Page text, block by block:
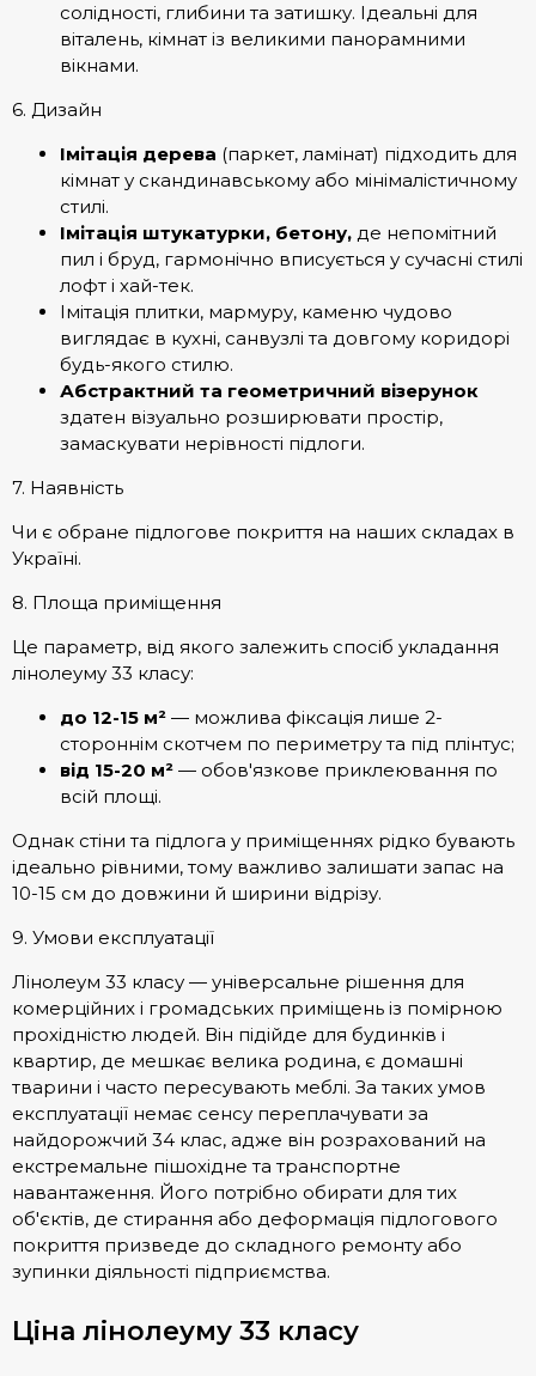
солідності, глибини та затишку. Ідеальні для
віталень, кімнат із великими панорамними
вікнами.
6. Дизайн
Імітація дерева (паркет, ламінат) підходить для
кімнат у скандинавському або мінімалістичному
стилі.
Імітація штукатурки, бетону, де непомітний
пил і бруд, гармонічно вписується у сучасні стилі
лофт і хай-тек.
Імітація плитки, мармуру, каменю чудово
виглядає в кухні, санвузлі та довгому коридорі
будь-якого стилю.
Абстрактний та геометричний візерунок
здатен візуально розширювати простір,
замаскувати нерівності підлоги.
7. Наявність
Чи є обране підлогове покриття на наших складах в
Україні.
8. Площа приміщення
Це параметр, від якого залежить спосіб укладання
лінолеуму 33 класу:
до 12-15 м² — можлива фіксація лише 2-
стороннім скотчем по периметру та під плінтус;
від 15-20 м² — обов'язкове приклеювання по
всій площі.
Однак стіни та підлога у приміщеннях рідко бувають
ідеально рівними, тому важливо залишати запас на
10-15 см до довжини й ширини відрізу.
9. Умови експлуатації
Лінолеум 33 класу — універсальне рішення для
комерційних і громадських приміщень із помірною
прохідністю людей. Він підійде для будинків і
квартир, де мешкає велика родина, є домашні
тварини і часто пересувають меблі. За таких умов
експлуатації немає сенсу переплачувати за
найдорожчий 34 клас, адже він розрахований на
екстремальне пішохідне та транспортне
навантаження. Його потрібно обирати для тих
об'єктів, де стирання або деформація підлогового
покриття призведе до складного ремонту або
зупинки діяльності підприємства.
Ціна лінолеуму 33 класу